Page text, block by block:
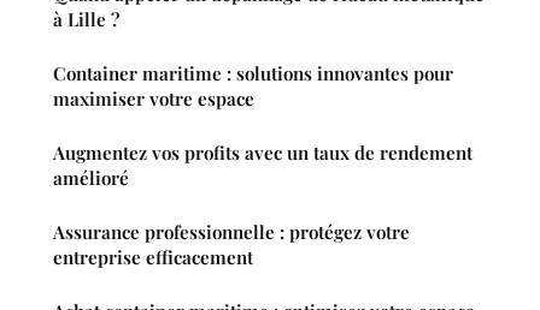
à Lille ?
Container maritime : solutions innovantes pour
maximiser votre espace
Augmentez vos profits avec un taux de rendement
amélioré
Assurance professionnelle : protégez votre
entreprise efficacement